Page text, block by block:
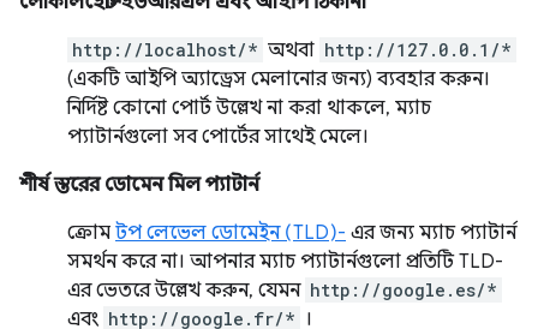
http://localhost/* অথবা http://127.0.0.1/*
(একটি আইপি অ্যাড্রেস মেলানোর জন্য) ব্যবহার করুন।
নির্দিষ্ট কোনো পোর্ট উল্লেখ না করা থাকলে, ম্যাচ
প্যাটার্নগুলো সব পোর্টের সাথেই মেলে।
শীর্ষ স্তরের ডোমেন মিল প্যাটার্ন
ক্রোম টপ লেভেল ডোমেইন (TLD)- এর জন্য ম্যাচ প্যাটার্ন
সমর্থন করে না। আপনার ম্যাচ প্যাটার্নগুলো প্রতিটি TLD-
এর ভেতরে উল্লেখ করুন, যেমন http://google.es/*
এবং http://google.fr/* ।